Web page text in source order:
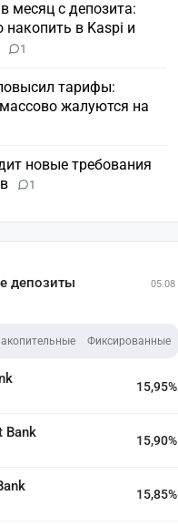
месяц с депозита:
накопить в Kaspi и
1
тарифы:
жалуются на
новые требования
1
депозиты 05.08
Фиксированные
15,95%
Bank 15,90%
15,85%